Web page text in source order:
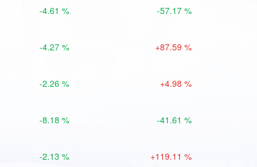
-4.61 % -57.17 %
-4.27 % +87.59 %
-2.26 % +4.98 %
-8.18 % -41.61 %
-2.13 % +119.11 %